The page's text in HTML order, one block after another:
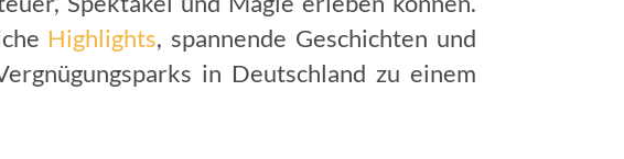
Highlights, spannende Geschichten und
in Deutschland zu einem